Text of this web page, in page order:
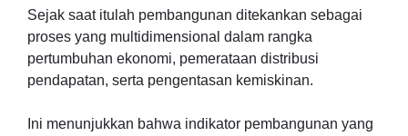
Sejak saat itulah pembangunan ditekankan sebagai
proses yang multidimensional dalam rangka
pertumbuhan ekonomi, pemerataan distribusi
pendapatan, serta pengentasan kemiskinan.
Ini menunjukkan bahwa indikator pembangunan yang